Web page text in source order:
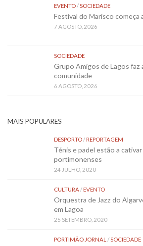
EVENTO/SOCIEDADE
Festival do Marisco começa
7 AGOSTO, 2026
SOCIEDADE
Grupo Amigos de Lagos faz
comunidade
6 AGOSTO, 2026
MAIS POPULARES
DESPORTO/REPORTAGEM
Ténis e padel estão a
portimonenses
24 JULHO, 2020
CULTURA/EVENTO
Orquestra de Jazz do
em Lagoa
25 SETEMBRO, 2020
PORTIMÃO JORNAL /SOCIEDADE